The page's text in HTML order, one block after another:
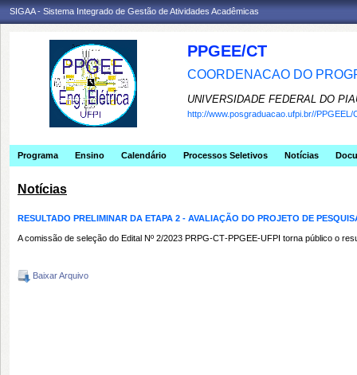
SIGAA - Sistema Integrado de Gestão de Atividades Acadêmicas
PPGEE/CT
COORDENACAO DO
UNIVERSIDADE FEDERAL DO
http://www.posgraduacao.ufpi.br//PPGEEL/
Programa Ensino Calendário Processos Seletivos Notícias
Notícias
RESULTADO PRELIMINAR DA ETAPA 2 - AVALIAÇÃO DO PROJETO DE
A comissão de seleção do Edital Nº 2/2023 PRPG‐CT‐PPGEE‐UFPI torna público o
Baixar Arquivo